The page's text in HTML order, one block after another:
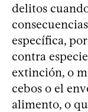
delitos
específica,
contra
extinción, o
cebos o el
alimento, o